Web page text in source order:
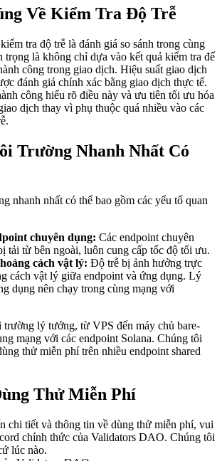
Về Kiểm Tra Độ Trễ
tra độ trễ là đánh giá so sánh trong cùng
là không chỉ dựa vào kết quả kiểm tra để
công trong giao dịch. Hiệu suất giao dịch
đánh giá chính xác bằng giao dịch thực tế.
công hiểu rõ điều này và ưu tiên tối ưu hóa
dịch thay vì phụ thuộc quá nhiều vào các
Trường Nhanh Nhất Có
nhanh nhất có thể bao gồm các yếu tố quan
chuyên dụng: Các endpoint chuyên
tải từ bên ngoài, luôn cung cấp tốc độ tối ưu.
cách vật lý: Độ trễ bị ảnh hưởng trực
cách vật lý giữa endpoint và ứng dụng. Lý
dụng nên chạy trong cùng mạng với
trường lý tưởng, từ VPS đến máy chủ bare-
mạng với các endpoint Solana. Chúng tôi
thử miễn phí trên nhiều endpoint shared
Thử Miễn Phí
chi tiết và thông tin về dùng thử miễn phí, vui
chính thức của Validators DAO. Chúng tôi
lúc nào.